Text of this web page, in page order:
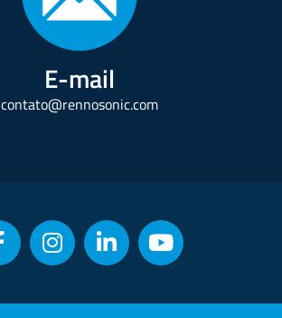
E-mail
contato@rennosonic.com